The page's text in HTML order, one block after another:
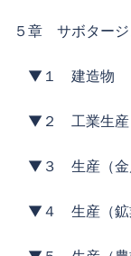
５章 サボタージ
▼１ 建造物
▼２ 工業生産
▼３ 生産（金
▼４ 生産（鉱